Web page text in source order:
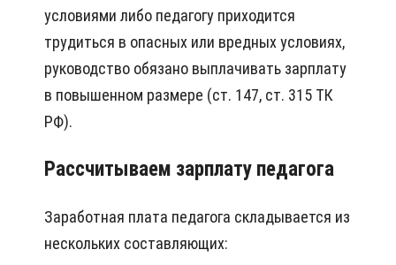
условиями либо педагогу приходится
трудиться в опасных или вредных условиях,
руководство обязано выплачивать зарплату
в повышенном размере (ст. 147, ст. 315 ТК
РФ).
Рассчитываем зарплату педагога
Заработная плата педагога складывается из
нескольких составляющих: